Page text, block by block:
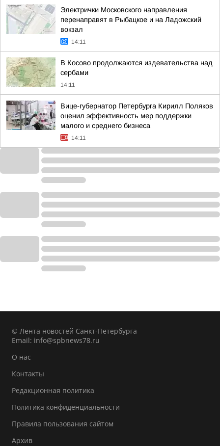
Электрички Московского направления
перенаправят в Рыбацкое и на Ладожский
вокзал
14:11
В Косово продолжаются издевательства над
сербами
14:11
Вице-губернатор Петербурга Кирилл Поляков
оценил эффективность мер поддержки
малого и среднего бизнеса
14:11
© Лента новостей Санкт-Петербурга
Email: info@spbnews78.ru
О нас
Контакты
Редакционная политика
Политика конфиденциальности
Правила пользования сайтом
Архив